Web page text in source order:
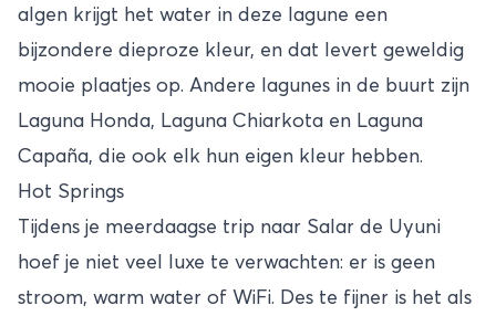
algen krijgt het water in deze lagune een
bijzondere dieproze kleur, en dat levert geweldig
mooie plaatjes op. Andere lagunes in de buurt zijn
Laguna Honda, Laguna Chiarkota en Laguna
Capaña, die ook elk hun eigen kleur hebben.
Hot Springs
Tijdens je meerdaagse trip naar Salar de Uyuni
hoef je niet veel luxe te verwachten: er is geen
stroom, warm water of WiFi. Des te fijner is het als